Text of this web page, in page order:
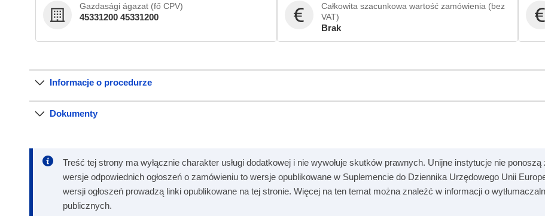
Gazdasági ágazat (fő CPV)
45331200 45331200
Całkowita szacunkowa wartość zamówienia (bez
VAT)
Brak
Informacje o procedurze
Dokumenty
Treść tej strony ma wyłącznie charakter usługi dodatkowej i nie wywołuje skutków prawnych. Unijne instytucje nie
wersje odpowiednich ogłoszeń o zamówieniu to wersje opublikowane w Suplemencie do Dziennika Urzędowego Unii
wersji ogłoszeń prowadzą linki opublikowane na tej stronie. Więcej na ten temat można znaleźć w informacji o
publicznych.